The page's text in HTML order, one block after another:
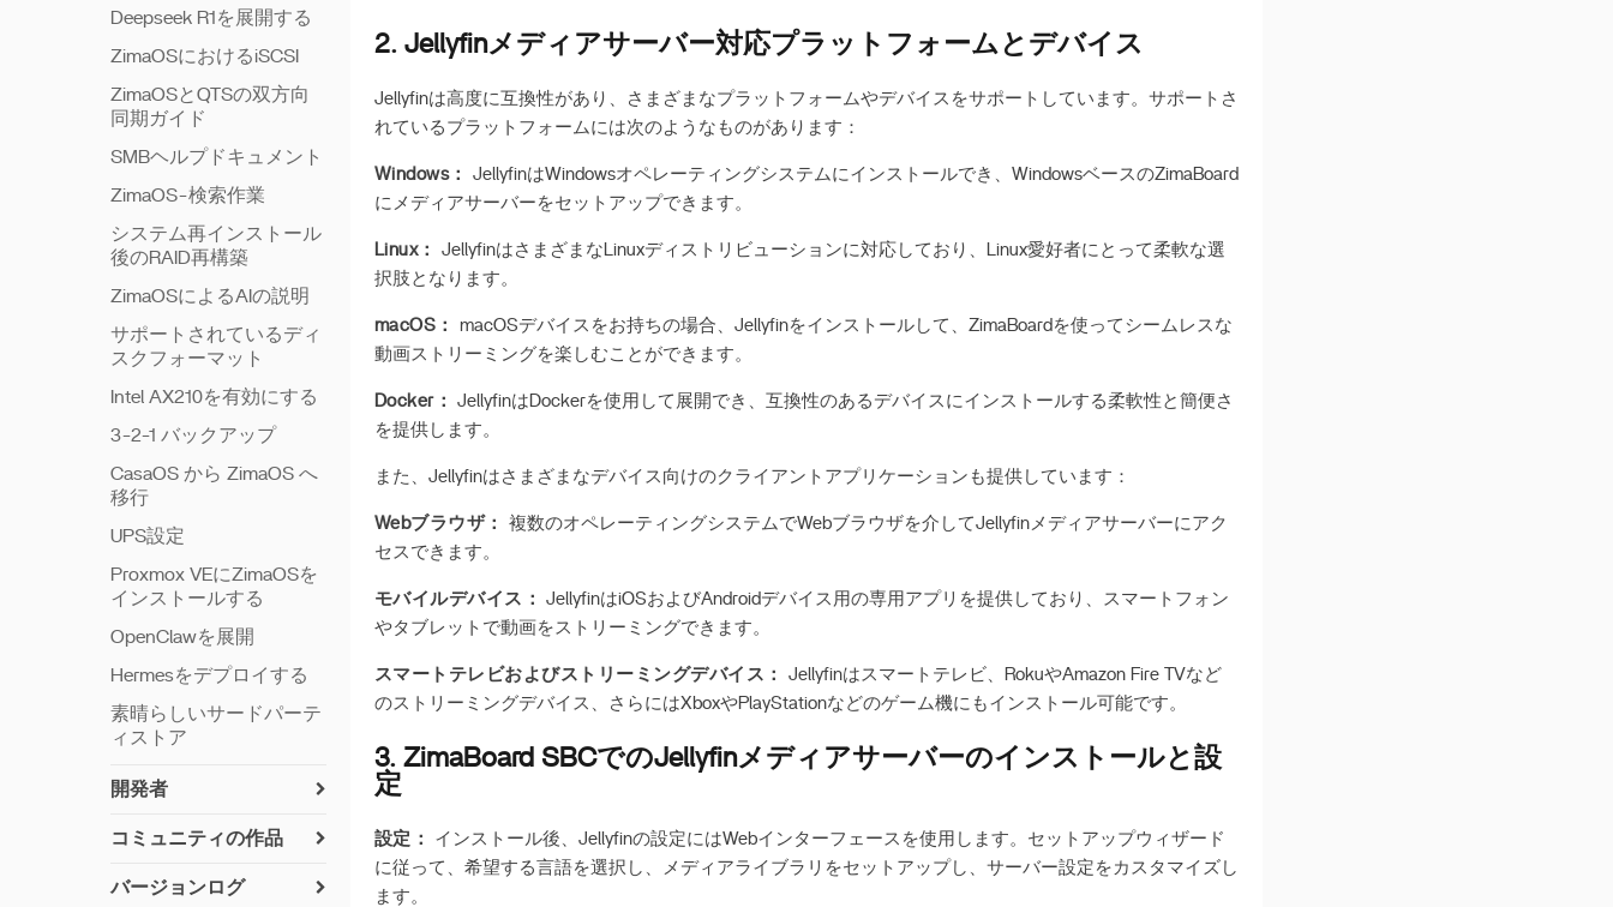
2. Jellyfinメディアサーバー対応プラットフォームとデバイス
Jellyfinは高度に互換性があり、さまざまなプラットフォームやデバイスをサポートしています。サポートさ
れているプラットフォームには次のようなものがあります：
Windows：
JellyfinはWindowsオペレーティングシステムにインストールでき、WindowsベースのZimaBoard
にメディアサーバーをセットアップできます。
Linux：
JellyfinはさまざまなLinuxディストリビューションに対応しており、Linux愛好者にとって柔軟な選
択肢となります。
macOS：
macOSデバイスをお持ちの場合、Jellyfinをインストールして、ZimaBoardを使ってシームレスな
動画ストリーミングを楽しむことができます。
Docker：
JellyfinはDockerを使用して展開でき、互換性のあるデバイスにインストールする柔軟性と簡便さ
を提供します。
また、Jellyfinはさまざまなデバイス向けのクライアントアプリケーションも提供しています：
Webブラウザ：
複数のオペレーティングシステムでWebブラウザを介してJellyfinメディアサーバーにアク
セスできます。
モバイルデバイス：
JellyfinはiOSおよびAndroidデバイス用の専用アプリを提供しており、スマートフォン
やタブレットで動画をストリーミングできます。
スマートテレビおよびストリーミングデバイス：
Jellyfinはスマートテレビ、RokuやAmazon Fire TVなど
のストリーミングデバイス、さらにはXboxやPlayStationなどのゲーム機にもインストール可能です。
3. ZimaBoard SBCでのJellyfinメディアサーバーのインストールと設
定
設定：
インストール後、Jellyfinの設定にはWebインターフェースを使用します。セットアップウィザード
に従って、希望する言語を選択し、メディアライブラリをセットアップし、サーバー設定をカスタマイズし
ます。
Deepseek R1を展開する
ZimaOSにおけるiSCSI
ZimaOSとQTSの双方向
同期ガイド
SMBヘルプドキュメント
ZimaOS-検索作業
システム再インストール
後のRAID再構築
ZimaOSによるAIの説明
サポートされているディ
スクフォーマット
Intel AX210を有効にする
3-2-1 バックアップ
CasaOS から ZimaOS へ
移行
UPS設定
Proxmox VEにZimaOSを
インストールする
OpenClawを展開
Hermesをデプロイする
素晴らしいサードパーテ
ィストア
開発者
zimaosのインストール方
法
ネットワーキング
コミュニティの作品
バージョンログ